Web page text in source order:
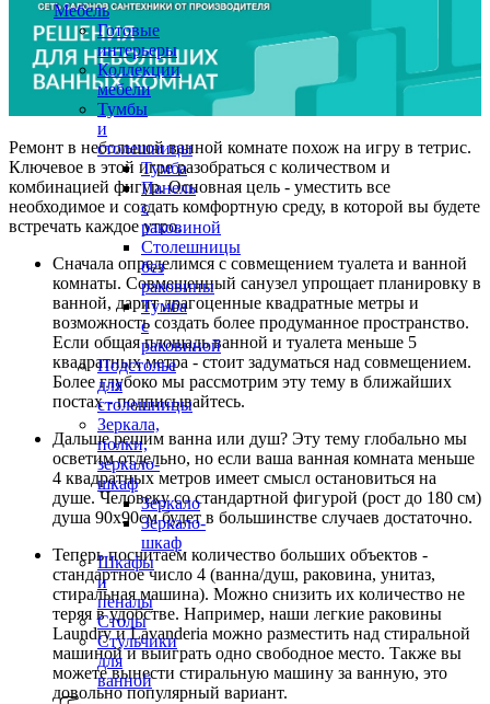
Мебель
Готовые
интерьеры
Коллекции
мебели
Тумбы
и
столешницы
Тумба
Панель
с
раковиной
Столешницы
без
раковины
Тумба
с
раковиной
Подстолье
для
столешницы
Зеркала,
полки,
зеркало-
шкаф
Зеркало
Зеркало-
шкаф
Шкафы
и
пеналы
Столы
Стульчики
для
ванной
Ремонт в небольшой ванной комнате похож на игру в тетрис.
Ключевое в этой игре разобраться с количеством и
комбинацией фигур. Основная цель - уместить все
необходимое и создать комфортную среду, в которой вы будете
встречать каждое утро.
Сначала определимся с совмещением туалета и ванной
комнаты. Совмещенный санузел упрощает планировку в
ванной, дарит драгоценные квадратные метры и
возможность создать более продуманное пространство.
Если общая площадь ванной и туалета меньше 5
квадратных метра - стоит задуматься над совмещением.
Более глубоко мы рассмотрим эту тему в ближайших
постах - подписывайтесь.
Дальше решим ванна или душ? Эту тему глобально мы
осветим отдельно, но если ваша ванная комната меньше
4 квадратных метров имеет смысл остановиться на
душе. Человеку со стандартной фигурой (рост до 180 см)
душа 90х90см будет в большинстве случаев достаточно.
Теперь посчитаем количество больших объектов -
стандартное число 4 (ванна/душ, раковина, унитаз,
стиральная машина). Можно снизить их количество не
теряя в удобстве. Например, наши легкие раковины
Laundry и Lavanderia можно разместить над стиральной
машиной и выиграть одно свободное место. Также вы
можете вынести стиральную машину за ванную, это
довольно популярный вариант.